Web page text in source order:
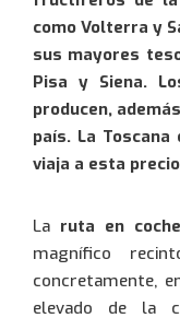
como Volterra y
sus mayores
Pisa y Siena.
producen,
país. La
viaja a esta
La ruta en
magnífico
concretamente,
elevado de la